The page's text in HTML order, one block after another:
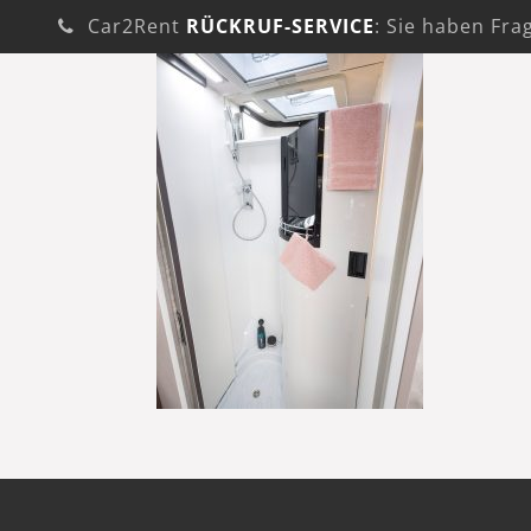
Car2Rent RÜCKRUF-SERVICE: Sie haben